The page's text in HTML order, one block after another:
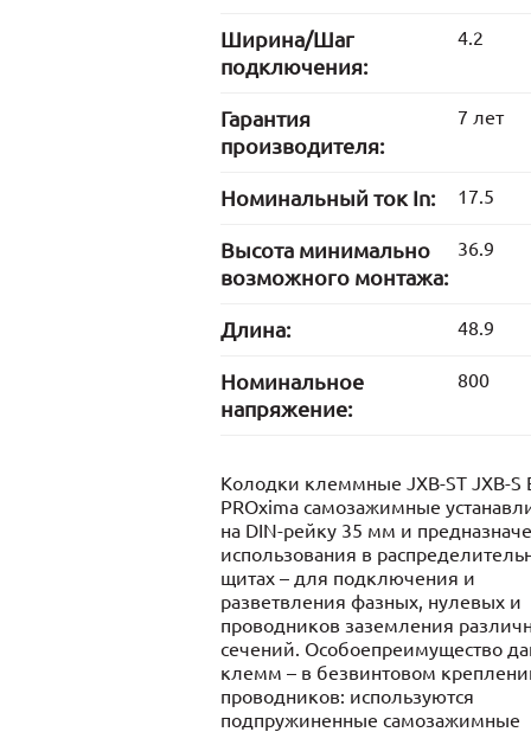
Ширина/Шаг
подключения:
4.2
Гарантия
производителя:
7 лет
Номинальный ток In: 17.5
Высота минимально
возможного монтажа:
36.9
Длина: 48.9
Номинальное
напряжение:
800
Колодки клеммные JXB-ST JXB-S
PROxima самозажимные
на DIN-рейку 35 мм и
использования в
щитах – для подключения и
разветвления фазных, нулевых и
проводников заземления
сечений. Особоепреимущество
клемм – в безвинтовом
проводников: используются
подпружиненные самозажимные